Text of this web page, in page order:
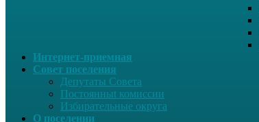
Интернет-приемная
Совет поселения
Депутаты Совета
Постоянныt комиссии
Избирательные округа
О поселении